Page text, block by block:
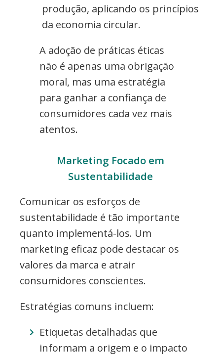
produção, aplicando os princípios
da economia circular.
A adoção de práticas éticas
não é apenas uma obrigação
moral, mas uma estratégia
para ganhar a confiança de
consumidores cada vez mais
atentos.
Marketing Focado em
Sustentabilidade
Comunicar os esforços de
sustentabilidade é tão importante
quanto implementá-los. Um
marketing eficaz pode destacar os
valores da marca e atrair
consumidores conscientes.
Estratégias comuns incluem:
Etiquetas detalhadas que
informam a origem e o impacto